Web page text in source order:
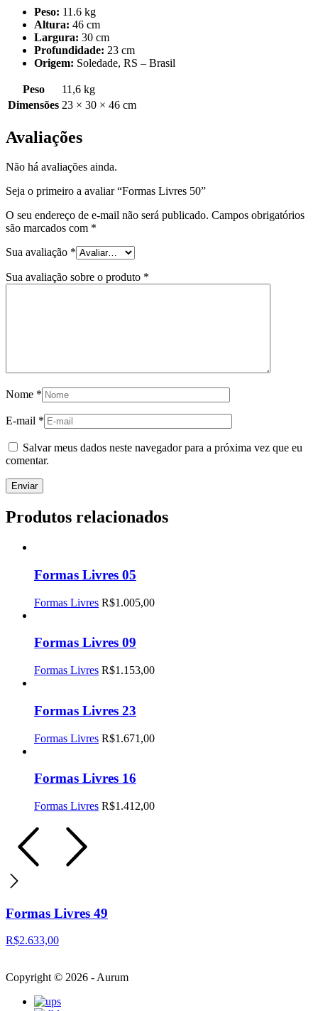
Peso: 11.6 kg
Altura: 46 cm
Largura: 30 cm
Profundidade: 23 cm
Origem: Soledade, RS – Brasil
Peso
11,6 kg
Dimensões 23 × 30 × 46 cm
Avaliações
Não há avaliações ainda.
Seja o primeiro a avaliar “Formas Livres 50”
O seu endereço de e-mail não será publicado. Campos obrigatórios
são marcados com *
Sua avaliação *
Sua avaliação sobre o produto *
Nome *
E-mail *
Salvar meus dados neste navegador para a próxima vez que eu
comentar.
Produtos relacionados
Formas Livres 05
Formas Livres R$1.005,00
Formas Livres 09
Formas Livres R$1.153,00
Formas Livres 23
Formas Livres R$1.671,00
Formas Livres 16
Formas Livres R$1.412,00
Formas Livres 49
R$2.633,00
Copyright © 2026 - Aurum